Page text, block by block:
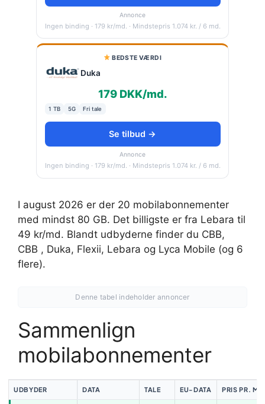
Annonce
Ingen binding · 179 kr/md. · Mindstepris 1.074 kr. / 6 md.
BEDSTE VÆRDI
Duka
179 DKK/md.
1 TB 5G Fri tale
Se tilbud →
Annonce
Ingen binding · 179 kr/md. · Mindstepris 1.074 kr. / 6 md.
I august 2026 er der 20 mobilabonnementer
med mindst 80 GB. Det billigste er fra Lebara til
49 kr/md. Blandt udbyderne finder du CBB,
CBB , Duka, Flexii, Lebara og Lyca Mobile (og 6
flere).
Denne tabel indeholder annoncer
Sammenlign
mobilabonnementer
UDBYDER DATA TALE EU-DATA PRIS PR.